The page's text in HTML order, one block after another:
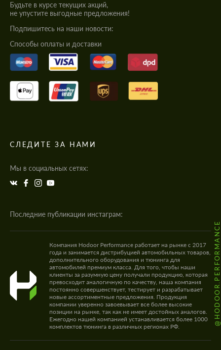
Будьте в курсе текущих акций,
не упустите выгодные предложения!
Подпишитесь на наши новости:
Cпособы оплаты и доставки
СЛЕДИТЕ ЗА НАМИ
Мы в социальных сетях:
Последние публикации инстаграм:
@HODOOR.PERFORMANCE
Компания Hodoor Performance работает на рынке с 2017
года и занимается дистрибуцией автомобильных товаров,
дополнительного оборудования и тюнинга для
автомобилей премиум класса. Для того, чтобы наши
клиенты за разумную цену получали продукцию, которая
превосходит аналогичную по качеству, наша компания
постоянно совершенствует, тестирует и разрабатывает
новые ассортиментные предложения. Продукция
компании уверенно завоевывает все более высокие
позиции на рынке, так как не имеет достойных аналогов.
Ежегодно нашей компанией устанавливается более 1000
комплектов тюнинга в различных регионах РФ.